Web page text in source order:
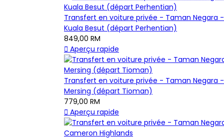
Transfert en voiture privée - Taman Negara -
Kuala Besut (départ Perhentian)
849,00 RM
 Aperçu rapide
Transfert en voiture privée - Taman Negara -
Mersing (départ Tioman)
779,00 RM
 Aperçu rapide